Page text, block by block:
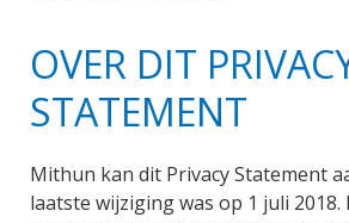
OVER DIT
STATEMENT
Mithun kan dit Privacy Statement
laatste wijziging was op 1 juli 2018.